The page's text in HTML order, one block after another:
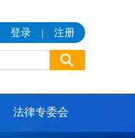
登录 | 注册
法律专委会